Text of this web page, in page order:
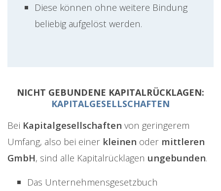
Diese können ohne weitere Bindung
beliebig aufgelöst werden.
NICHT GEBUNDENE KAPITALRÜCKLAGEN:
KAPITALGESELLSCHAFTEN
Bei Kapitalgesellschaften von geringerem
Umfang, also bei einer kleinen oder mittleren
GmbH, sind alle Kapitalrücklagen ungebunden.
Das Unternehmensgesetzbuch